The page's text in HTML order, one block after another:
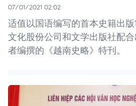
07/01/2021 02:02
适值以国语编写的首本史籍出
文化股份公司和文学出版社配
者编撰的《越南史略》特刊。